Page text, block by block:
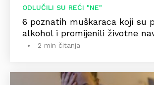
ODLUČILI SU REĆI "NE"
6 poznatih muškaraca koji su
alkohol i promijenili životne
2 min čitanja